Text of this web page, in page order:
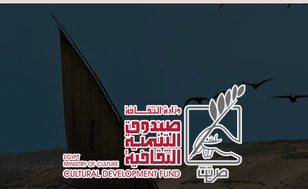
Skip to main content